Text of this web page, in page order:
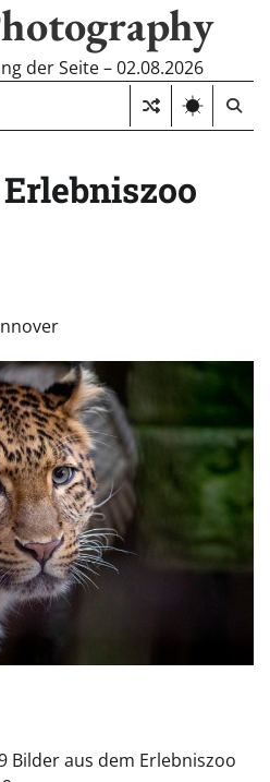
der Seite – 02.08.2026
Erlebniszoo
Bilder aus dem Erlebniszoo